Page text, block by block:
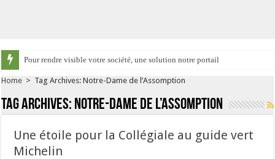
Pour rendre visible votre société, une solution notre portail
Home > Tag Archives: Notre-Dame de l’Assomption
Tag Archives: Notre-Dame de l’Assomption
Une étoile pour la Collégiale au guide vert
Michelin